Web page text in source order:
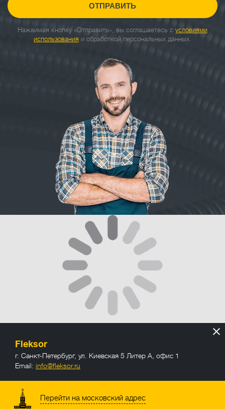
ОТПРАВИТЬ
Нажаимая кнопку «Отправить», вы соглашаетесь с условиями
использования и обработкой персональных данных.
Fleksor
г. Санкт-Петербург, ул. Киевская 5 Литер А, офис 1
Email: info@fleksor.ru
Перейти на московский адрес
info@fleksor.ru